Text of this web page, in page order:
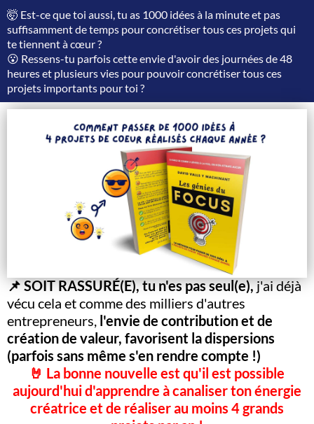
🤯 Est-ce que toi aussi, tu as 1000 idées à la minute et pas
suffisamment de temps pour concrétiser tous ces projets qui
te tiennent à cœur ?
😮 Ressens-tu parfois cette envie d'avoir des journées de 48
heures et plusieurs vies pour pouvoir concrétiser tous ces
projets importants pour toi ?
📌 SOIT RASSURÉ(E), tu n'es pas seul(e),j'ai déjà
vécu cela et comme des milliers d'autres
entrepreneurs, l'envie de contribution et de
création de valeur, favorisent la dispersions
(parfois sans même s'en rendre compte !)
🤘 La bonne nouvelle est qu'il est possible
aujourd'hui d'apprendre à canaliser ton énergie
créatrice et de réaliser au moins 4 grands